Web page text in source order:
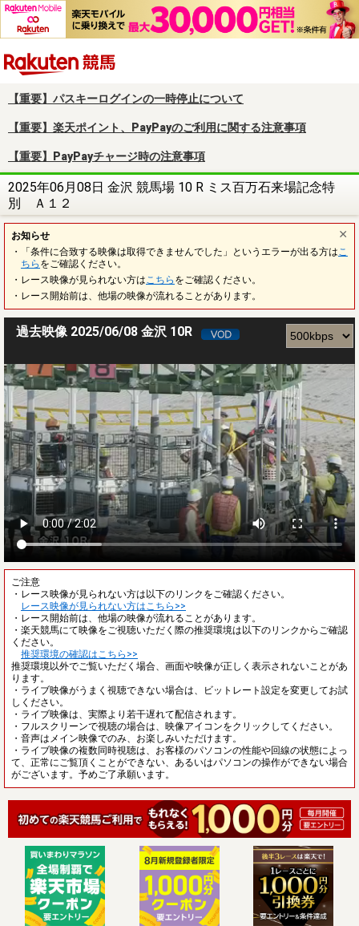
【重要】パスキーログインの一時停止について
【重要】楽天ポイント、PayPayのご利用に関する注意事項
【重要】PayPayチャージ時の注意事項
2025年06月08日 金沢 競馬場 10 R ミス百万石来場記念特
別 Ａ１２
お知らせ
・「条件に合致する映像は取得できませんでした」というエラーが出る方は こ
ちら をご確認ください。
・レース映像が見られない方は こちら をご確認ください。
・レース開始前は、他場の映像が流れることがあります。
過去映像 2025/06/08 金沢 10R
ご注意
・レース映像が見られない方は以下のリンクをご確認ください。
レース映像が見られない方はこちら>>
・レース開始前は、他場の映像が流れることがあります。
・楽天競馬にて映像をご視聴いただく際の推奨環境は以下のリンクからご確認
ください。
推奨環境の確認はこちら>>
推奨環境以外でご覧いただく場合、画面や映像が正しく表示されないことがあ
ります。
・ライブ映像がうまく視聴できない場合は、ビットレート設定を変更してお試
しください。
・ライブ映像は、実際より若干遅れて配信されます。
・フルスクリーンで視聴の場合は、映像アイコンをクリックしてください。
・音声はメイン映像でのみ、お楽しみいただけます。
・ライブ映像の複数同時視聴は、お客様のパソコンの性能や回線の状態によっ
て、正常にご覧頂くことができない、あるいはパソコンの操作ができない場合
がございます。予めご了承願います。